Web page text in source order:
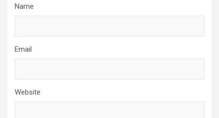
Name
Email
Website